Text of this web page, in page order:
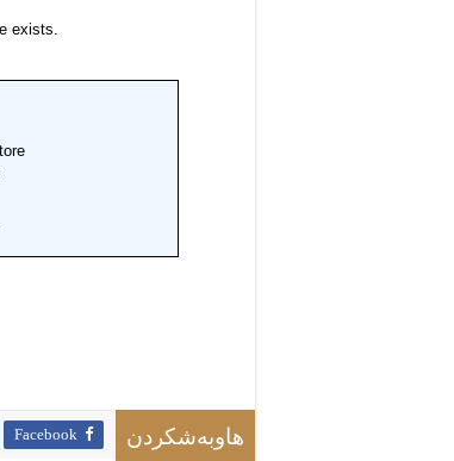
هاوبەشکردن Facebook